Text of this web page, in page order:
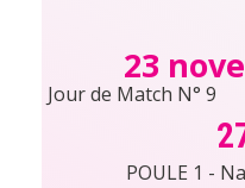
23
Jour de Match N° 9
POULE 1 -